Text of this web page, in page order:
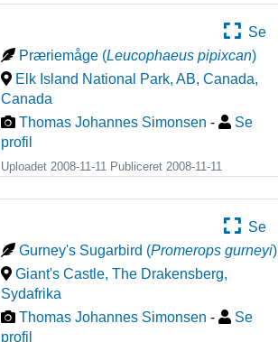
Se
Præriemåge (Leucophaeus pipixcan)
Elk Island National Park, AB, Canada,
Canada
Thomas Johannes Simonsen -
Se
profil
Uploadet 2008-11-11 Publiceret 2008-11-11
Se
Gurney's Sugarbird (Promerops gurneyi)
Giant's Castle, The Drakensberg,
Sydafrika
Thomas Johannes Simonsen -
Se
profil